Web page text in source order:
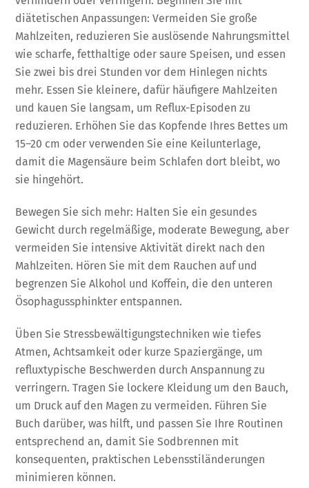
diätetischen Anpassungen: Vermeiden Sie große
Mahlzeiten, reduzieren Sie auslösende Nahrungsmittel
wie scharfe, fetthaltige oder saure Speisen, und essen
Sie zwei bis drei Stunden vor dem Hinlegen nichts
mehr. Essen Sie kleinere, dafür häufigere Mahlzeiten
und kauen Sie langsam, um Reflux-Episoden zu
reduzieren. Erhöhen Sie das Kopfende Ihres Bettes um
15–20 cm oder verwenden Sie eine Keilunterlage,
damit die Magensäure beim Schlafen dort bleibt, wo
sie hingehört.
Bewegen Sie sich mehr: Halten Sie ein gesundes
Gewicht durch regelmäßige, moderate Bewegung, aber
vermeiden Sie intensive Aktivität direkt nach den
Mahlzeiten. Hören Sie mit dem Rauchen auf und
begrenzen Sie Alkohol und Koffein, die den unteren
Ösophagussphinkter entspannen.
Üben Sie Stressbewältigungstechniken wie tiefes
Atmen, Achtsamkeit oder kurze Spaziergänge, um
refluxtypische Beschwerden durch Anspannung zu
verringern. Tragen Sie lockere Kleidung um den Bauch,
um Druck auf den Magen zu vermeiden. Führen Sie
Buch darüber, was hilft, und passen Sie Ihre Routinen
entsprechend an, damit Sie Sodbrennen mit
konsequenten, praktischen Lebensstiländerungen
minimieren können.